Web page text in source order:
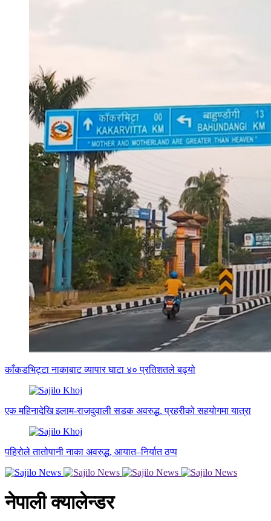
काँकडभिट्टा नाकाबाट व्यापार घाटा ४० प्रतिशतले बढ्यो
एक महिनादेखि इलाम-राजदुवाली सडक अवरुद्ध, प्रहरीको सहयोगमा यात्रा
पहिरोले तातोपानी नाका अवरुद्ध, आयात–निर्यात ठप्प
नेपाली क्यालेन्डर